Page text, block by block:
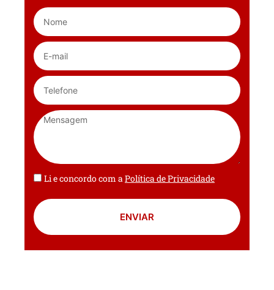
Li e concordo com aPolítica de Privacidade
ENVIAR